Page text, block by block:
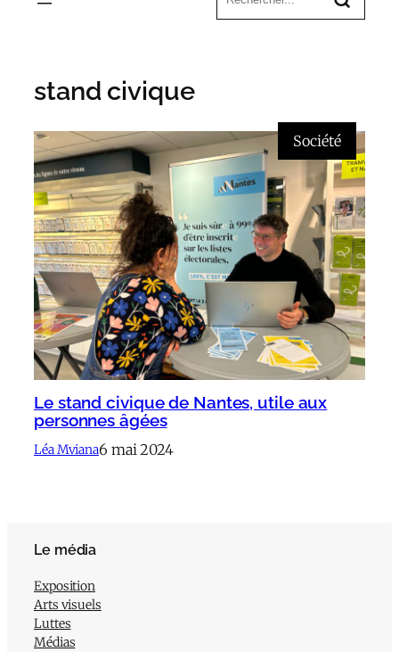
stand civique
Société
Le stand civique de Nantes, utile aux
personnes âgées
Léa Mviana6 mai 2024
Le média
Exposition
Arts visuels
Luttes
Médias